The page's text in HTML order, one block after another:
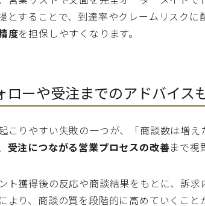
とすることで、到達率やクレームリスク
度を担保しやすくなります。
ローや受注までのアドバイス
こりやすい失敗の一つが、「商談数は増
受注につながる営業プロセスの改善まで視
ト獲得後の反応や商談結果をもとに、訴
より、商談の質を段階的に高めていくこ